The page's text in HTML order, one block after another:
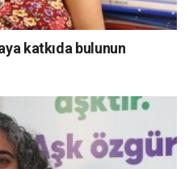
katkıda bulunun